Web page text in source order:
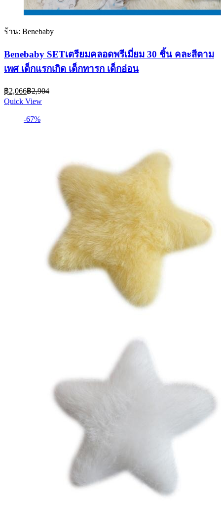
ร้าน: Benebaby
Benebaby SETเตรียมคลอดพรีเมี่ยม 30 ชิ้น คละสีตาม
เพศ เด็กแรกเกิด เด็กทารก เด็กอ่อน
฿2,066Current
price
is:
฿2,066.
฿2,904
Quick View
-67%